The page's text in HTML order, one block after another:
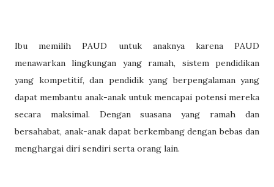
Ibu memilih PAUD untuk anaknya karena PAUD
menawarkan lingkungan yang ramah, sistem pendidikan
yang kompetitif, dan pendidik yang berpengalaman yang
dapat membantu anak-anak untuk mencapai potensi mereka
secara maksimal. Dengan suasana yang ramah dan
bersahabat, anak-anak dapat berkembang dengan bebas dan
menghargai diri sendiri serta orang lain.